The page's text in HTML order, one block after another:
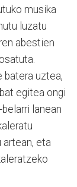
musika
luzatu
abestien
batera uztea,
egitea ongi
lanean
eta